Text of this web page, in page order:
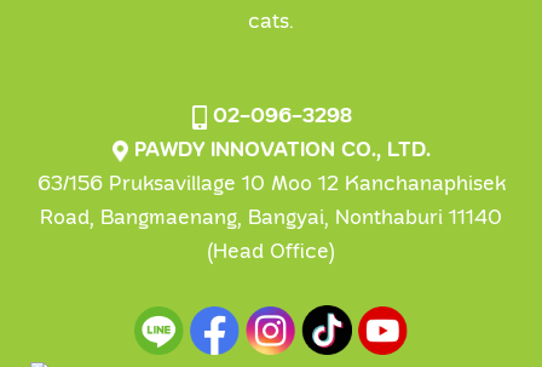
cats.
02-096-3298
PAWDY INNOVATION CO., LTD.
63/156 Pruksavillage 10 Moo 12 Kanchanaphisek
Road, Bangmaenang, Bangyai, Nonthaburi 11140
(Head Office)